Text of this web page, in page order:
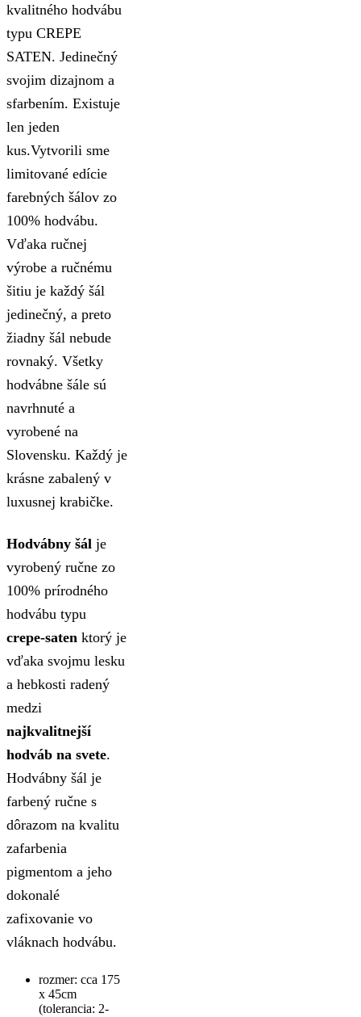
kvalitného hodvábu
typu CREPE
SATEN. Jedinečný
svojim dizajnom a
sfarbením. Existuje
len jeden
kus.Vytvorili sme
limitované edície
farebných šálov zo
100% hodvábu.
Vďaka ručnej
výrobe a ručnému
šitiu je každý šál
jedinečný, a preto
žiadny šál nebude
rovnaký. Všetky
hodvábne šále sú
navrhnuté a
vyrobené na
Slovensku. Každý je
krásne zabalený v
luxusnej krabičke.
Hodvábny šál je
vyrobený ručne zo
100% prírodného
hodvábu typu
crepe-saten ktorý je
vďaka svojmu lesku
a hebkosti radený
medzi
najkvalitnejší
hodváb na svete.
Hodvábny šál je
farbený ručne s
dôrazom na kvalitu
zafarbenia
pigmentom a jeho
dokonalé
zafixovanie vo
vláknach hodvábu.
rozmer: cca 175
x 45cm
(tolerancia: 2-